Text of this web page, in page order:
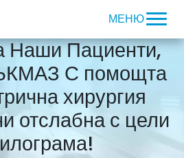
Наши Пациенти,
С помощта
хирургия
отслабна с цели